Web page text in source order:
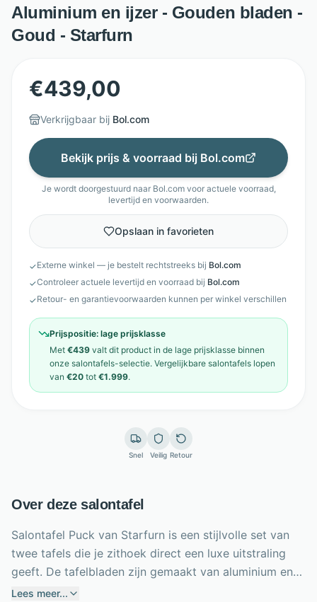
Aluminium en ijzer - Gouden bladen -
Goud - Starfurn
€439,00
Verkrijgbaar bij Bol.com
Bekijk prijs & voorraad bij Bol.com
Je wordt doorgestuurd naar Bol.comvoor actuele voorraad,
levertijd en voorwaarden.
Opslaan in favorieten
✓Externe winkel — je bestelt rechtstreeks bij Bol.com
✓Controleer actuele levertijd en voorraad bij Bol.com
✓Retour- en garantievoorwaarden kunnen per winkel verschillen
Prijspositie: lage prijsklasse
Met €439 valt dit product in de lage prijsklasse binnen
onze salontafels-selectie. Vergelijkbare salontafels lopen
van €20 tot €1.999.
Snel Veilig Retour
Over deze salontafel
Salontafel Puck van Starfurn is een stijlvolle set van
twee tafels die je zithoek direct een luxe uitstraling
geeft. De tafelbladen zijn gemaakt van aluminium en
afgewerkt met een warme gouden finish, terwijl de
Lees meer...